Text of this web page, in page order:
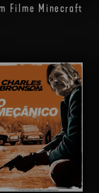
Filme Minecraft